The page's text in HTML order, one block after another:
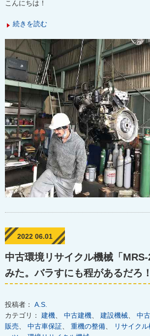
こんにちは！
続きを読む
2022 06.01
中古環境リサイクル機械「
みた。バラすにも程があるだろ
投稿者： A.S.
カテゴリ： 建機 中古建機 建設機械 中
販売
中古車保証 重機の整備 リサイク